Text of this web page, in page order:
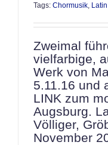
Tags: Chormusik,
Zweimal
vielfarbige,
Werk von
5.11.16 und
LINK zum
Augsburg.
Völliger,
November